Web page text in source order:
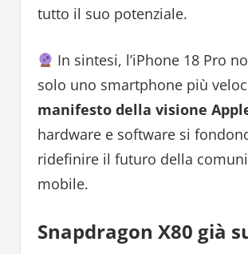
tutto il suo potenziale.
In sintesi, l’iPhone 18 Pro
solo uno smartphone più
manifesto della visione
hardware e software si
ridefinire il futuro della
mobile.
Snapdragon X80 già